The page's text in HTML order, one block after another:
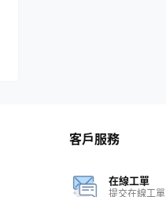
客戶服務
在線工單
提交在線工單